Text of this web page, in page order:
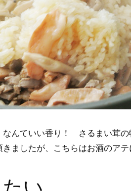
んていい香り！ さるまい茸
ましたが、こちらはお酒のアテ